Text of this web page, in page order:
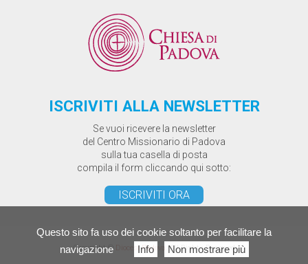
Questo sito fa uso dei cookie soltanto per facilitare la
navigazione
Info Non mostrare più
ISCRIVITI ALLA NEWSLETTER
Se vuoi ricevere la newsletter
del Centro Missionario di Padova
sulla tua casella di posta
compila il form cliccando qui sotto:
ISCRIVITI ORA
Copyright © Diocesi Padova . All Rights Reserved